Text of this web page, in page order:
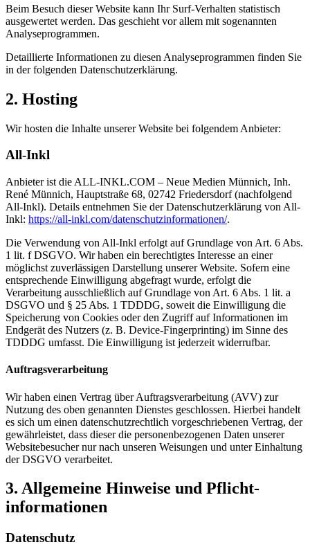
Beim Besuch dieser Website kann Ihr Surf-Verhalten statistisch
ausgewertet werden. Das geschieht vor allem mit sogenannten
Analyseprogrammen.
Detaillierte Informationen zu diesen Analyseprogrammen finden Sie
in der folgenden Datenschutzerklärung.
2. Hosting
Wir hosten die Inhalte unserer Website bei folgendem Anbieter:
All-Inkl
Anbieter ist die ALL-INKL.COM – Neue Medien Münnich, Inh.
René Münnich, Hauptstraße 68, 02742 Friedersdorf (nachfolgend
All-Inkl). Details entnehmen Sie der Datenschutzerklärung von All-
Inkl: https://all-inkl.com/datenschutzinformationen/.
Die Verwendung von All-Inkl erfolgt auf Grundlage von Art. 6 Abs.
1 lit. f DSGVO. Wir haben ein berechtigtes Interesse an einer
möglichst zuverlässigen Darstellung unserer Website. Sofern eine
entsprechende Einwilligung abgefragt wurde, erfolgt die
Verarbeitung ausschließlich auf Grundlage von Art. 6 Abs. 1 lit. a
DSGVO und § 25 Abs. 1 TDDDG, soweit die Einwilligung die
Speicherung von Cookies oder den Zugriff auf Informationen im
Endgerät des Nutzers (z. B. Device-Fingerprinting) im Sinne des
TDDDG umfasst. Die Einwilligung ist jederzeit widerrufbar.
Auftragsverarbeitung
Wir haben einen Vertrag über Auftragsverarbeitung (AVV) zur
Nutzung des oben genannten Dienstes geschlossen. Hierbei handelt
es sich um einen datenschutzrechtlich vorgeschriebenen Vertrag, der
gewährleistet, dass dieser die personenbezogenen Daten unserer
Websitebesucher nur nach unseren Weisungen und unter Einhaltung
der DSGVO verarbeitet.
3. Allgemeine Hinweise und Pflicht­
informationen
Datenschutz